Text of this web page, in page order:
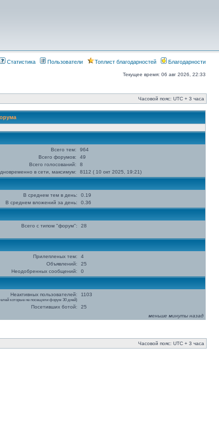
Статистика Пользователи Топлист благодарностей Благодарности
Текущее время: 06 авг 2026, 22:33
Часовой пояс: UTC + 3 часа
Всего тем:
964
Всего форумов:
49
Всего голосований:
8
в сети, максимум: 8112 ( 10 окт 2025, 19:21)
В среднем тем в день:
0.19
В среднем вложений за день: 0.36
Всего с типом "форум":
28
Прилепленых тем:
4
Объявлений:
25
Неодобренных сообщений: 0
Неактивных пользователей:
которые не посещяли форум 30 дней)
1103
Посетивших ботой:
25
меньше минуты назад
Часовой пояс: UTC + 3 часа